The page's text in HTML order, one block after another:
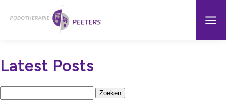
hoofdinhoud
Latest Posts